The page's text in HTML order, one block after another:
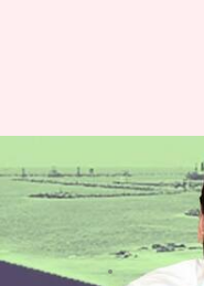
విశాఖపట్నంలో
వర్చువల్‌గా
జగన్
వ్రాసిన వారు Stalin Feb 16, 2023